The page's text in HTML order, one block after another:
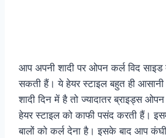
आप अपनी शादी पर ओपन कर्ल विद
सकती हैं। ये हेयर स्टाइल बहुत ही
शादी दिन में है तो ज्यादातर ब्राइड्स
हेयर स्टाइल को काफी पसंद करती हैं।
बालों को कर्ल देना है। इसके बाद आप